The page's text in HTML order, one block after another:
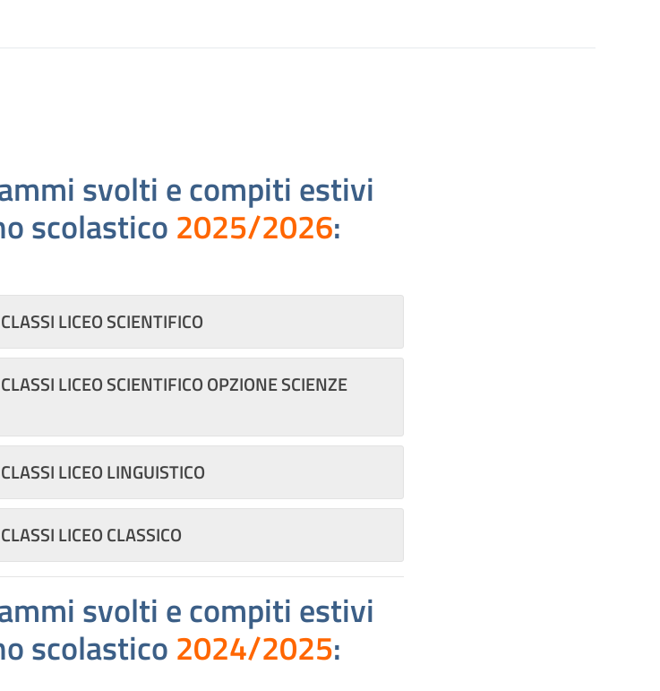
svolti e compiti estivi
scolastico 2025/2026:
LICEO SCIENTIFICO
LICEO SCIENTIFICO OPZIONE SCIENZE
LICEO LINGUISTICO
LICEO CLASSICO
svolti e compiti estivi
scolastico 2024/2025: